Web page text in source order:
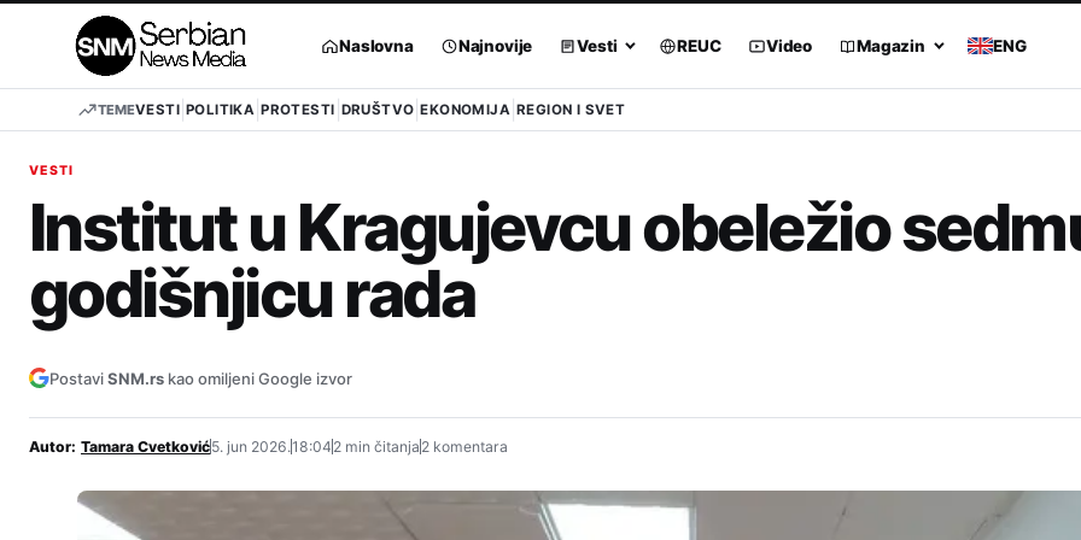
Naslovna Najnovije Vesti REUC Video Magazin ENG
TEMEVESTI POLITIKA PROTESTI DRUŠTVO EKONOMIJA REGION I SVET
VESTI
Institut u Kragujevcu obeležio
godišnjicu rada
PostaviSNM.rs kao omiljeni Google izvor
Autor: Tamara Cvetković5. jun 2026.18:04 2 min čitanja 2 komentara